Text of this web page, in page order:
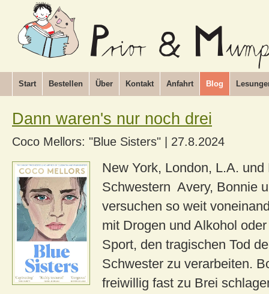
Start Bestellen Über Kontakt Anfahrt Blog
Dann waren's nur noch drei
Coco Mellors: "Blue Sisters" 27.8.2024
New York, London, L.A. und
Schwestern Avery, Bonnie
versuchen so weit
mit Drogen und Alkohol
Sport, den tragischen Tod
Schwester zu verarbeiten.
freiwillig fast zu Brei